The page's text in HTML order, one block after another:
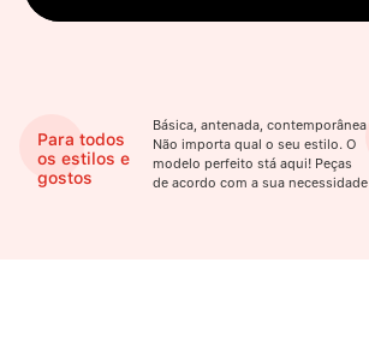
Para todos
os estilos e
gostos
Básica, antenada, contemporânea.
Não importa qual o seu estilo. O
modelo perfeito stá aqui! Peças
de acordo com a sua necessidade